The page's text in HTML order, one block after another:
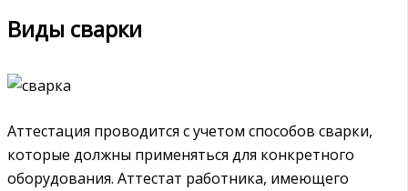
Виды сварки
Аттестация проводится с учетом способов сварки,
которые должны применяться для конкретного
оборудования. Аттестат работника, имеющего